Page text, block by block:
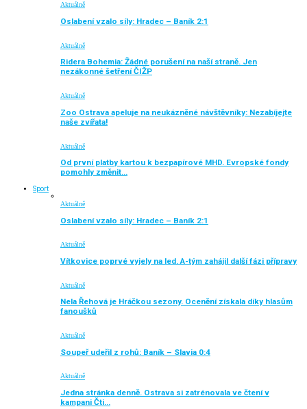
Aktuálně
Oslabení vzalo síly: Hradec – Baník 2:1
Aktuálně
Ridera Bohemia: Žádné porušení na naší straně. Jen
nezákonné šetření ČIŽP
Aktuálně
Zoo Ostrava apeluje na neukázněné návštěvníky: Nezabíjejte
naše zvířata!
Aktuálně
Od první platby kartou k bezpapírové MHD. Evropské fondy
pomohly změnit…
Sport
Aktuálně
Oslabení vzalo síly: Hradec – Baník 2:1
Aktuálně
Vítkovice poprvé vyjely na led. A-tým zahájil další fázi přípravy
Aktuálně
Nela Řehová je Hráčkou sezony. Ocenění získala díky hlasům
fanoušků
Aktuálně
Soupeř udeřil z rohů: Baník – Slavia 0:4
Aktuálně
Jedna stránka denně. Ostrava si zatrénovala ve čtení v
kampani Čti…